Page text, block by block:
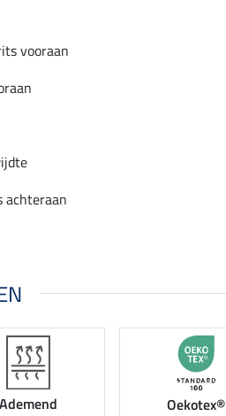
vooraan
Ademend Oekotex®